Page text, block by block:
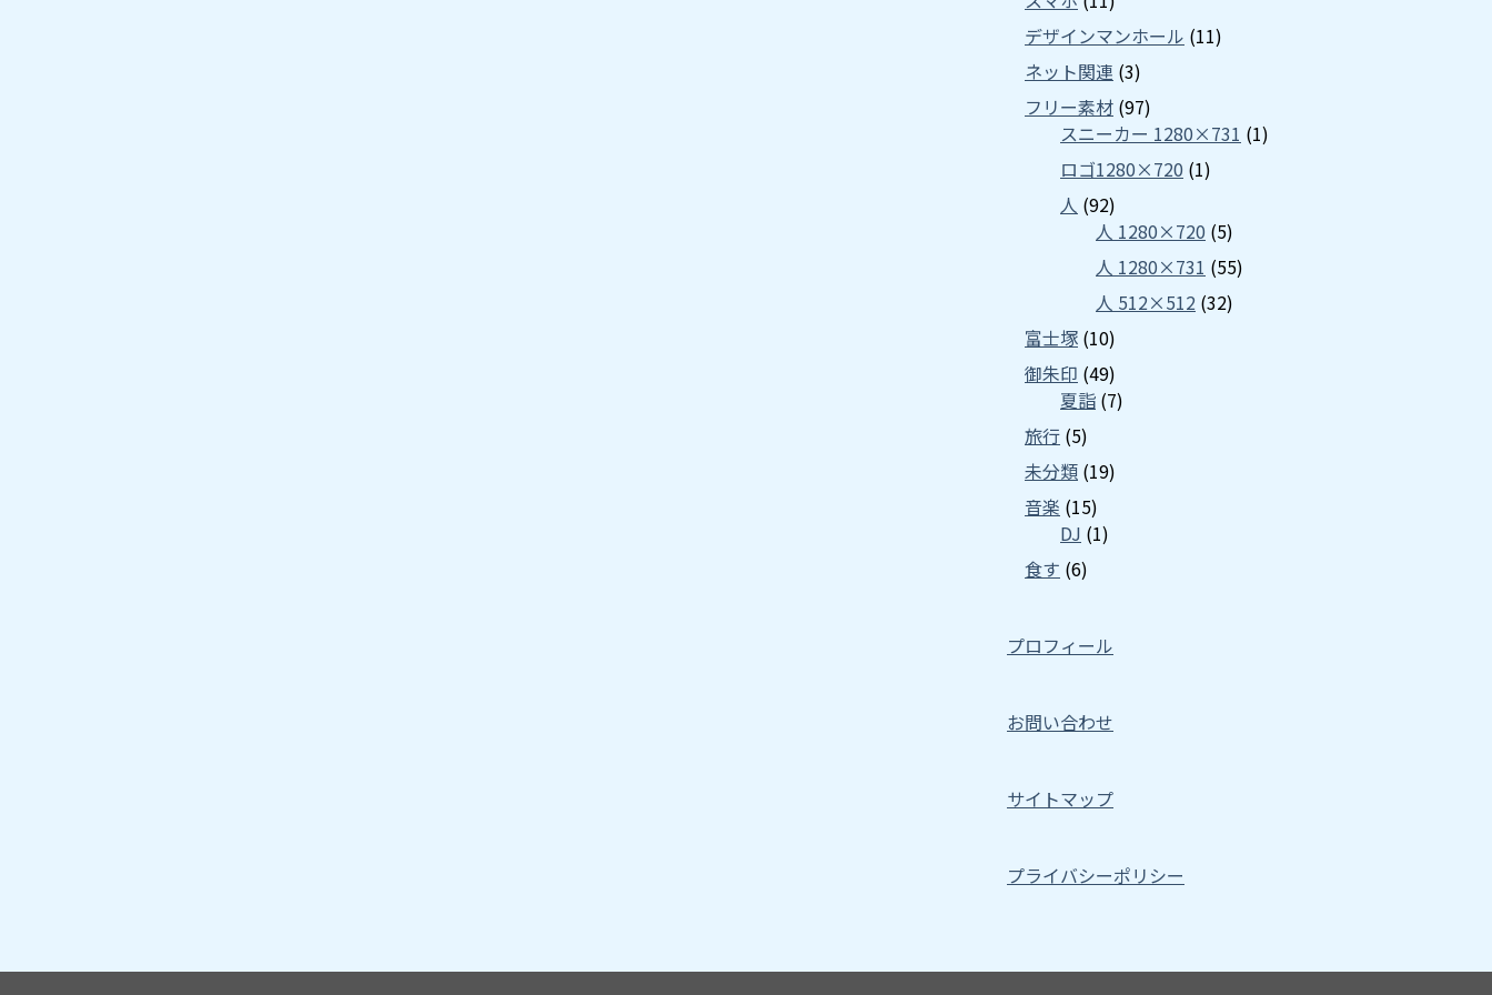
デザインマンホール (11)
ネット関連 (3)
フリー素材 (97)
スニーカー 1280×731 (1)
ロゴ1280×720 (1)
人 (92)
人 1280×720 (5)
人 1280×731 (55)
人 512×512 (32)
富士塚 (10)
御朱印 (49)
夏詣 (7)
旅行 (5)
未分類 (19)
音楽 (15)
DJ (1)
食す (6)
プロフィール
お問い合わせ
サイトマップ
プライバシーポリシー